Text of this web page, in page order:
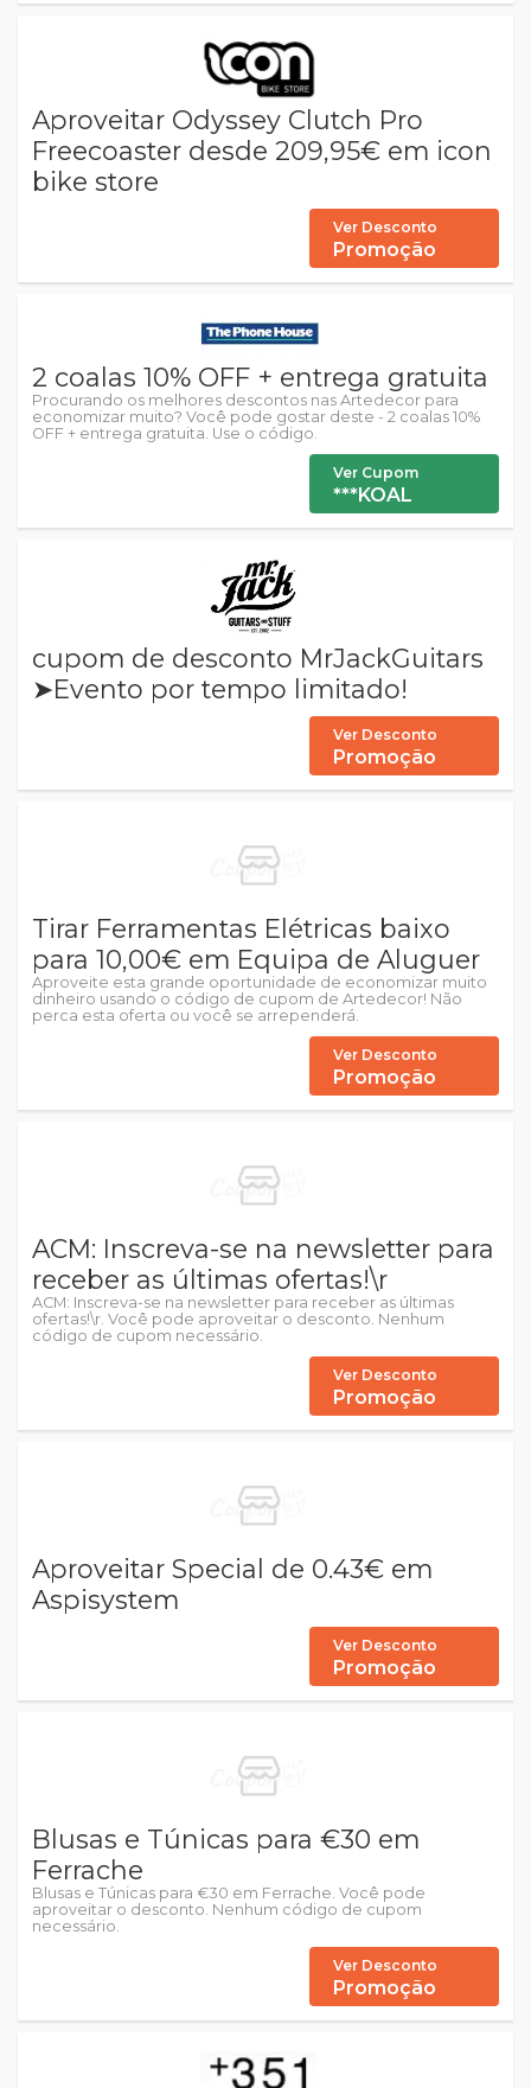
Aproveitar Odyssey Clutch Pro
Freecoaster desde 209,95€ em icon
bike store
Ver Desconto
Promoção
2 coalas 10% OFF + entrega gratuita
Procurando os melhores descontos nas Artedecor para
economizar muito? Você pode gostar deste - 2 coalas 10%
OFF + entrega gratuita. Use o código.
Ver Cupom
***KOAL
cupom de desconto MrJackGuitars
➤Evento por tempo limitado!
Ver Desconto
Promoção
Tirar Ferramentas Elétricas baixo
para 10,00€ em Equipa de Aluguer
Aproveite esta grande oportunidade de economizar muito
dinheiro usando o código de cupom de Artedecor! Não
perca esta oferta ou você se arrependerá.
Ver Desconto
Promoção
ACM: Inscreva-se na newsletter para
receber as últimas ofertas!\r
ACM: Inscreva-se na newsletter para receber as últimas
ofertas!\r. Você pode aproveitar o desconto. Nenhum
código de cupom necessário.
Ver Desconto
Promoção
Aproveitar Special de 0.43€ em
Aspisystem
Ver Desconto
Promoção
Blusas e Túnicas para €30 em
Ferrache
Blusas e Túnicas para €30 em Ferrache. Você pode
aproveitar o desconto. Nenhum código de cupom
necessário.
Ver Desconto
Promoção